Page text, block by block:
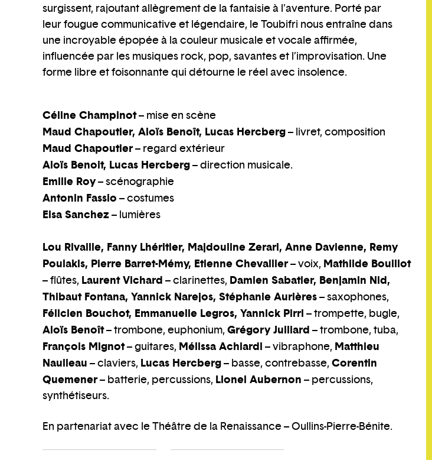
surgissent, rajoutant allègrement de la fantaisie à l’aventure. Porté par
leur fougue communicative et légendaire, le Toubifri nous entraîne dans
une incroyable épopée à la couleur musicale et vocale affirmée,
influencée par les musiques rock, pop, savantes et l’improvisation. Une
forme libre et foisonnante qui détourne le réel avec insolence.
Céline Champinot– mise en scène
Maud Chapoutier, Aloïs Benoît, Lucas Hercberg– livret, composition
Maud Chapoutier– regard extérieur
Aloïs Benoit, Lucas Hercberg– direction musicale.
Emilie Roy– scénographie
Antonin Fassio – costumes
Elsa Sanchez– lumières
Lou Rivaille, Fanny Lhéritier, Majdouline Zerari, Anne Davienne, Remy
Poulakis, Pierre Barret-Mémy, Etienne Chevallier– voix, Mathilde Bouillot
– flûtes, Laurent Vichard – clarinettes, Damien Sabatier, Benjamin Nid,
Thibaut Fontana, Yannick Narejos, Stéphanie Aurières– saxophones,
Félicien Bouchot, Emmanuelle Legros, Yannick Pirri – trompette, bugle,
Aloïs Benoît– trombone, euphonium,Grégory Julliard – trombone, tuba,
François Mignot– guitares, Mélissa Achiardi – vibraphone, Matthieu
Naulleau – claviers, Lucas Hercberg– basse, contrebasse,Corentin
Quemener– batterie, percussions, Lionel Aubernon – percussions,
synthétiseurs.
En partenariat avec le Théâtre de la Renaissance – Oullins-Pierre-Bénite.